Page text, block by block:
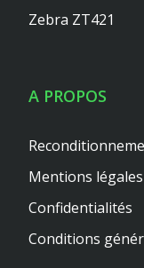
Zebra ZT421
A PROPOS
Mentions légales
Confidentialités
Conditions